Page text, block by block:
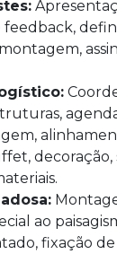
decoração,
ao
fixação